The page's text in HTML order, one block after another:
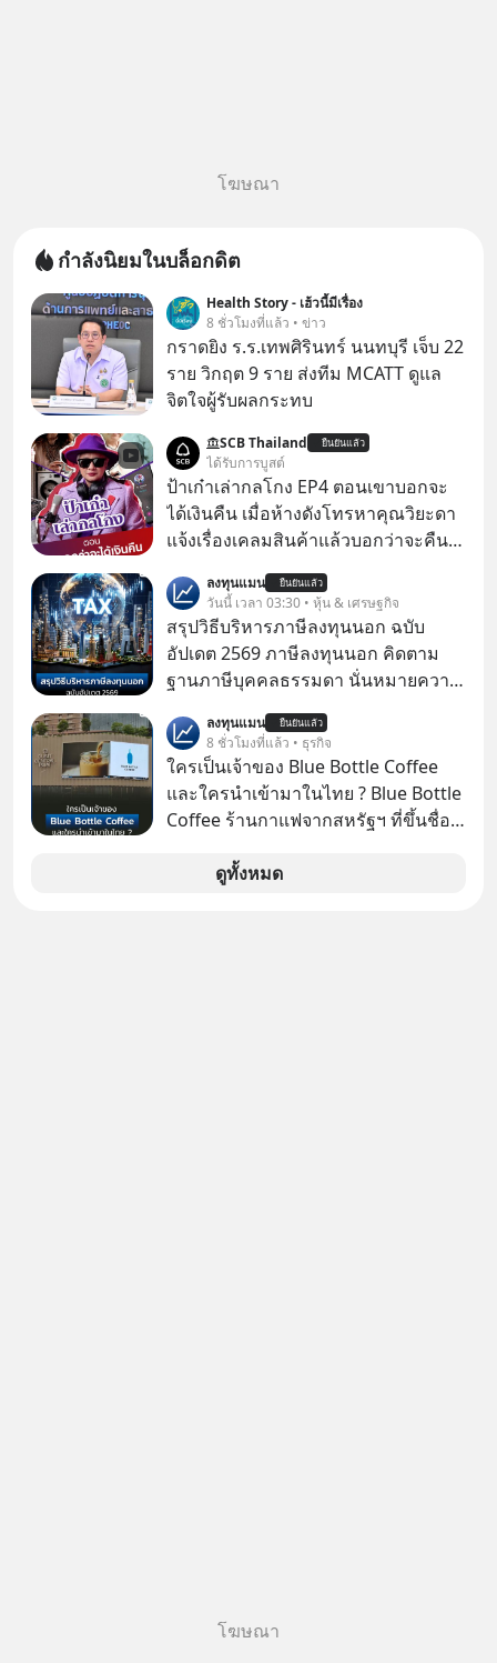
โฆษณา
กำลังนิยมในบล็อกดิต
Health Story - เฮ้วนี้มีเรื่อง
8 ชั่วโมงที่แล้ว • ข่าว
กราดยิง ร.ร.เทพศิรินทร์ นนทบุรี เจ็บ 22
ราย วิกฤต 9 ราย ส่งทีม MCATT ดูแล
จิตใจผู้รับผลกระทบ
SCB Thailand ยืนยันแล้ว
ได้รับการบูสต์
ป้าเก๋าเล่ากลโกง EP4 ตอนเขาบอกจะ
ได้เงินคืน เมื่อห้างดังโทรหาคุณวิยะดา
แจ้งเรื่องเคลมสินค้าแล้วบอกว่าจะคืน
เรื่องจ้อจี้ หาคำตอบได้ที่ “ป้าเก๋าเล่ากล
โกง” EP4 ตอน “เขาบอกว่าจะได้เงิน
คืน” #ป้าเก๋าเล่ากลโกง #แก้เกมกลโกง
#อยู่อย่างยั่งยืน #Cybersecurity #เตือน
ภัยออนไลน์
ลงทุนแมน ยืนยันแล้ว
วันนี้ เวลา 03:30 • หุ้น & เศรษฐกิจ
สรุปวิธีบริหารภาษีลงทุนนอก ฉบับ
อัปเดต 2569 ภาษีลงทุนนอก คิดตาม
ฐานภาษีบุคคลธรรมดา นั่นหมายความ
ลงทุนแมน ยืนยันแล้ว
8 ชั่วโมงที่แล้ว • ธุรกิจ
ใครเป็นเจ้าของ Blue Bottle Coffee
และใครนำเข้ามาในไทย ? Blue Bottle
Coffee ร้านกาแฟจากสหรัฐฯ ที่ขึ้นชื่อ
แรกในประเทศไทย ที่ Central Park
ดูทั้งหมด
โฆษณา